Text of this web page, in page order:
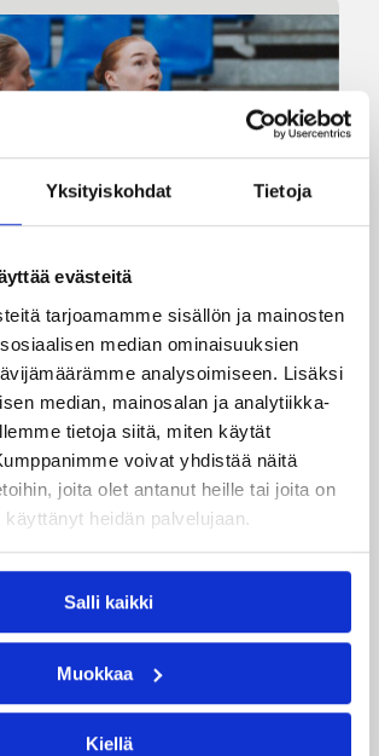
Yksityiskohdat Tietoja
evästeitä
tarjoamamme sisällön ja mainosten
median ominaisuuksien
analysoimiseen. Lisäksi
median, mainosalan ja analytiikka-
tietoja siitä, miten käytät
voivat yhdistää näitä
joita olet antanut heille tai joita on
heidän palvelujaan.
Salli kaikki
Muokkaa
Kiellä
aloittivat
-urakkansa
nappasi avauspäivänä kaksi
ottelustaan, kun taas miesten
vastustajiaan tiukoissa